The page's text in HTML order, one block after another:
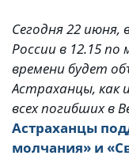
Сегодня 22 июня,
России в 12.15 по
времени будет
Астраханцы, как
всех погибших в
Астраханцы
молчания» и